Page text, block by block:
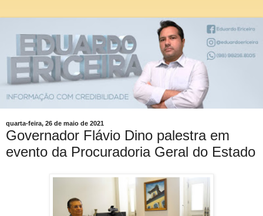
quarta-feira, 26 de maio de 2021
Governador Flávio Dino palestra em
evento da Procuradoria Geral do Estado